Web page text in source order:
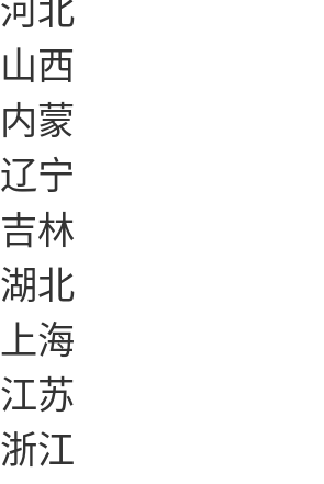
山西
内蒙
辽宁
吉林
湖北
上海
江苏
浙江